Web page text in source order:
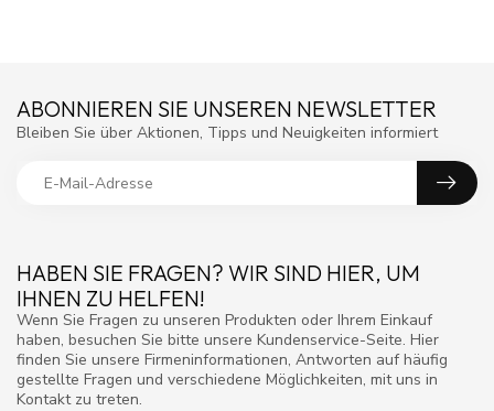
HABEN SIE FRAGEN? WIR SIND HIER, UM
IHNEN ZU HELFEN!
Wenn Sie Fragen zu unseren Produkten oder Ihrem Einkauf
haben, besuchen Sie bitte unsere Kundenservice-Seite. Hier
finden Sie unsere Firmeninformationen, Antworten auf häufig
gestellte Fragen und verschiedene Möglichkeiten, mit uns in
Kontakt zu treten.
ABONNIEREN SIE UNSEREN NEWSLETTER
Bleiben Sie über Aktionen, Tipps und Neuigkeiten informiert